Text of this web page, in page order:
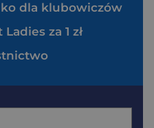
dla klubowiczów
za 1 zł